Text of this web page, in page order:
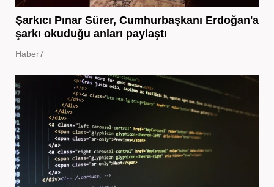
Şarkıcı Pınar Sürer, Cumhurbaşkanı Erdoğan'a
şarkı okuduğu anları paylaştı
Haber7